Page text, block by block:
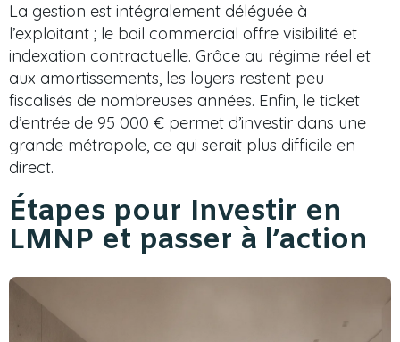
La gestion est intégralement déléguée à
l’exploitant ; le bail commercial offre visibilité et
indexation contractuelle. Grâce au régime réel et
aux amortissements, les loyers restent peu
fiscalisés de nombreuses années. Enfin, le ticket
d’entrée de 95 000 € permet d’investir dans une
grande métropole, ce qui serait plus difficile en
direct.
Étapes pour Investir en
LMNP et passer à l’action